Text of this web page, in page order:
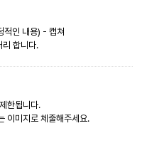
적인 내용) - 캡쳐
합니다.
한됩니다.
이미지로 체줄해주세요.